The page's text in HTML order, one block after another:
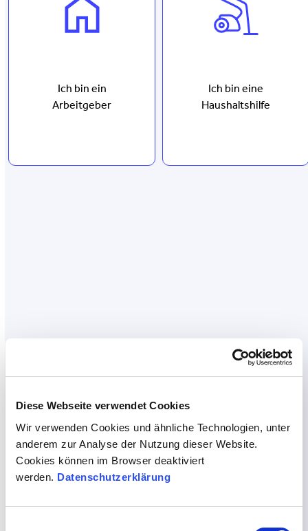
Diese Webseite verwendet Cookies
Wir verwenden Cookies und ähnliche Technologien, unter
anderem zur Analyse der Nutzung dieser Website.
Cookies können im Browser deaktiviert
werden. Datenschutzerklärung
Ich bin ein
Arbeitgeber
Ich bin eine
Haushaltshilfe